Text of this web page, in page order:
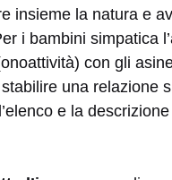
insieme la natura e
i bambini simpatica
con gli
una relazione
l’elenco e la